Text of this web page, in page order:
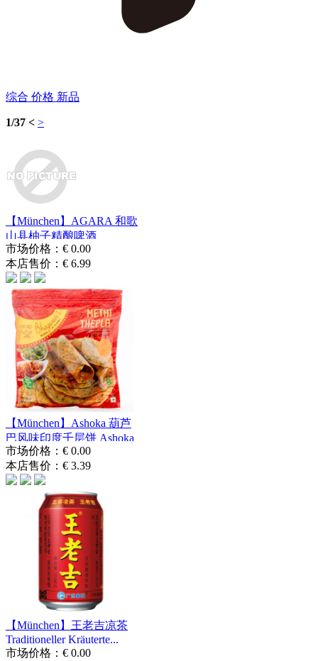
综合 价格 新品
1/37 < >
【München】AGARA 和歌
山县柚子精酿啤酒
AGARA Craft Al...
市场价格： € 0.00
本店售价： € 6.99
【München】Ashoka 葫芦
巴风味印度千层饼 Ashoka
Parath...
市场价格： € 0.00
本店售价： € 3.39
【München】王老吉凉茶
Traditioneller Kräuterte...
市场价格： € 0.00